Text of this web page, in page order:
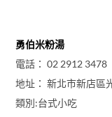
勇伯米粉湯
電話： 02 2912 3478
地址： 新北市新店區
類別:台式小吃